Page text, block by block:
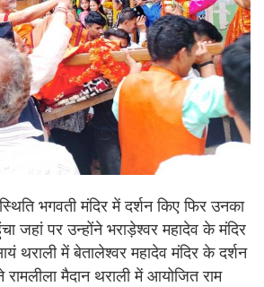
भगवती मंदिर में दर्शन किए फिर उनका
जहां पर उन्होंने भराड़ेश्वर महादेव के मंदिर
थराली में बेतालेश्वर महादेव मंदिर के दर्शन
मैदान थराली में आयोजित राम